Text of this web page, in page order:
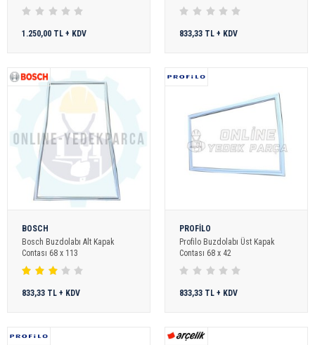
1.250,00 TL + KDV 833,33 TL + KDV
BOSCH
Bosch Buzdolabı Alt Kapak
Contası 68 x 113
833,33 TL + KDV
PROFİLO
Profilo Buzdolabı Üst Kapak
Contası 68 x 42
833,33 TL + KDV